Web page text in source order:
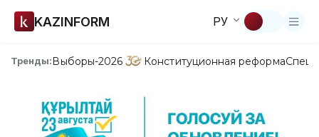
KAZINFORM РУ
Тренды:Выборы-2026 Конституционная реформа